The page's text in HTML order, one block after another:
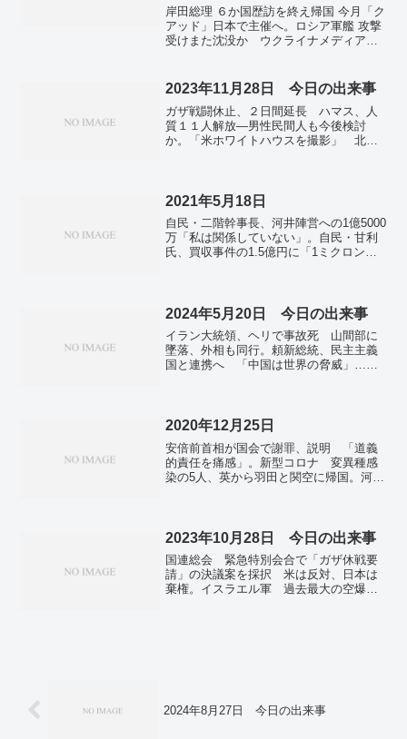
催へ
岸田総理 ６か国歴訪を終え帰国 今月「ク
アッド」日本で主催へ。ロシア軍艦 攻撃
受けまた沈没か ウクライナメディアが
年前から慣例」自民支部パーティー参加
依頼 区元幹部が証言。全国で新たに2万
1628人感染 前週より1.5万人減 新型コ
ロナ。親子2代で「てっぺん男」堂々と
長野・諏訪大社の御柱祭。
2023年11月28日 今日の出来事
ガザ戦闘休止、２日間延長 ハマス、人
質１１人解放―男性民間人も今後検討
か。「米ホワイトハウスを撮影」 北朝
対応―厚労省。害獣「キョン」が大繁
殖 千葉に7万頭超…人に慣れペットのよ
うに庭にすみ着く 「決して触れない
で」と専門家。
2021年5月18日
自民・二階幹事長、河井陣営への1億5000
万「私は関係していない」。自民・甘利
氏、買収事件の1.5億円に「1ミクロンも
「レジオン・ドヌール勲章」。俳優の田
村正和さん死去 77歳 「古畑任三郎」
など。ミャンマー、800人超犠牲 武器を
手に対抗する市民も。インド、新型コロ
ナの死者が過去最多の1日4300人超。
2024年5月20日 今日の出来事
イラン大統領、ヘリで事故死 山間部に
墜落、外相も同行。頼新総統、民主主義
国と連携へ 「中国は世界の脅威」…民
開く。
2020年12月25日
安倍前首相が国会で謝罪、説明 「道義
的責任を痛感」。新型コロナ 変異種感
染の5人、英から羽田と関空に帰国。河野
2023年10月28日 今日の出来事
国連総会 緊急特別会合で「ガザ休戦要
請」の決議案を採択 米は反対、日本は
棄権。イスラエル軍 過去最大の空爆
2024年8月27日 今日の出来事